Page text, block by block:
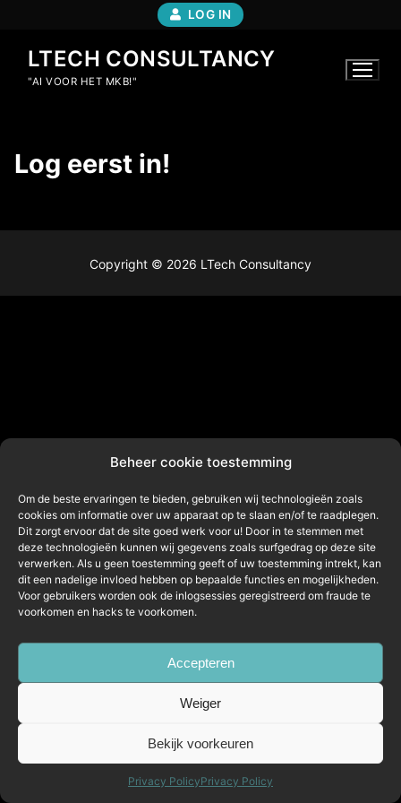
Beheer cookie toestemming
Om de beste ervaringen te bieden, gebruiken wij technologieën zoals
cookies om informatie over uw apparaat op te slaan en/of te raadplegen.
Dit zorgt ervoor dat de site goed werk voor u! Door in te stemmen met
deze technologieën kunnen wij gegevens zoals surfgedrag op deze site
verwerken. Als u geen toestemming geeft of uw toestemming intrekt, kan
dit een nadelige invloed hebben op bepaalde functies en mogelijkheden.
Voor gebruikers worden ook de inlogsessies geregistreerd om fraude te
voorkomen en hacks te voorkomen.
Accepteren
Weiger
Bekijk voorkeuren
Privacy PolicyPrivacy Policy
LOG IN
LTECH CONSULTANCY
"AI VOOR HET MKB!"
Log eerst in!
Copyright © 2026 LTech Consultancy